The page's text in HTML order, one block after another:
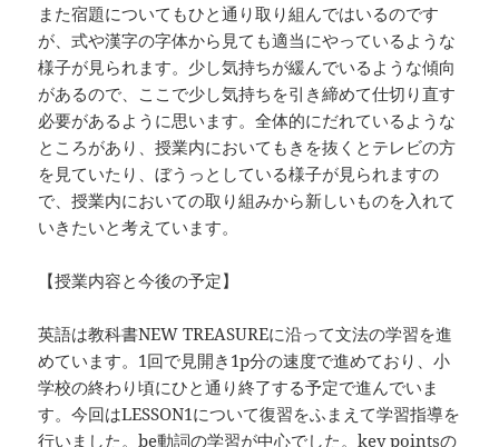
また宿題についてもひと通り取り組んではいるのです
が、式や漢字の字体から見ても適当にやっているような
様子が見られます。少し気持ちが緩んでいるような傾向
があるので、ここで少し気持ちを引き締めて仕切り直す
必要があるように思います。全体的にだれているような
ところがあり、授業内においてもきを抜くとテレビの方
を見ていたり、ぼうっとしている様子が見られますの
で、授業内においての取り組みから新しいものを入れて
いきたいと考えています。
【授業内容と今後の予定】
英語は教科書NEW TREASUREに沿って文法の学習を進
めています。1回で見開き1p分の速度で進めており、小
学校の終わり頃にひと通り終了する予定で進んでいま
す。今回はLESSON1について復習をふまえて学習指導を
行いました。be動詞の学習が中心でした。key pointsの